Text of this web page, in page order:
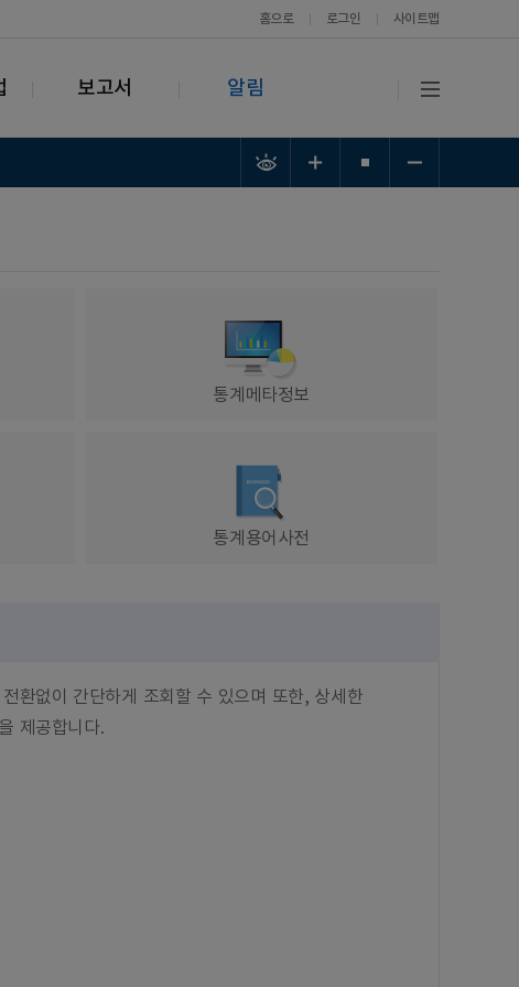
홈으로 로그인 사이트맵
보고서 알림
통계메타정보
통계용어사전
환없이 간단하게 조회할 수 있으며 또한, 상세한
제공합니다.